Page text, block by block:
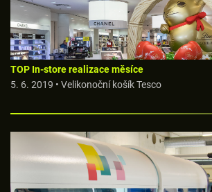
TOP In-store realizace měsíce
5. 6. 2019 • Velikonoční košík Tesco